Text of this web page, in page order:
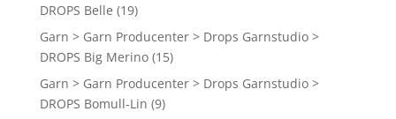
DROPS Belle (19)
Garn > Garn Producenter > Drops Garnstudio >
DROPS Big Merino (15)
Garn > Garn Producenter > Drops Garnstudio >
DROPS Bomull-Lin (9)